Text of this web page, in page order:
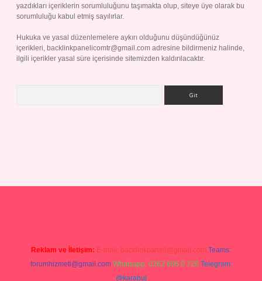
yazdıkları içeriklerin sorumluluğunu taşımakta olup, siteye üye olarak bu
sorumluluğu kabul etmiş sayılırlar.
Hukuka ve yasal düzenlemelere aykırı olduğunu düşündüğünüz
içerikleri, backlinkpanelicomtr@gmail.com adresine bildirmeniz halinde,
ilgili içerikler yasal süre içerisinde sitemizden kaldırılacaktır.
Reklam ve İletişim: E-mail: backlinkpaneli@gmail.com Teams:
forumhizmeti@gmail.com Whatsapp: 0262 606 0 726 Telegram:
@karabul